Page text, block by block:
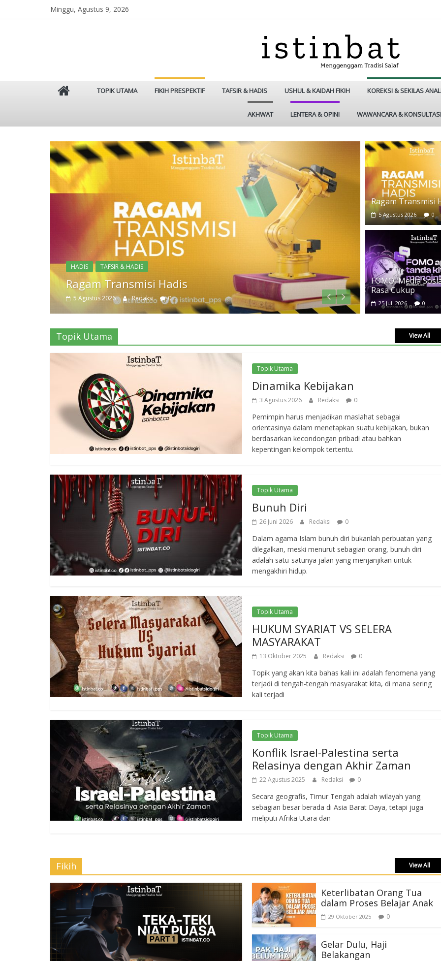
Minggu, Agustus 9, 2026
Istinbat
Salaf
TOPIK UTAMA FIKIH PRESPEKTIF TAFSIR & HADIS USHUL & KAIDAH FIKIH KOREKSI & SEKILAS
AKHWAT LENTERA & OPINI WAWANCARA & KONSULTASI
Topik Utama
Dinamika Kebijakan
3 Agustus 2026 Redaksi 0
TASAWUF
FOMO,
25 Juli 2026
Ragam Transmisi
5 Agustus 2026 0
FOMO, Media
Rasa Cukup
25 Juli 2026 0
Topik Utama View All
Topik Utama
Dinamika Kebijakan
3 Agustus 2026 Redaksi 0
Pemimpin harus menjadikan maslahat sebagai
orientasinya dalam menetapkan suatu kebijakan, bukan
berdasarkan kecondongan pribadi atau bahkan
kepentingan kelompok tertentu.
Topik Utama
Bunuh Diri
26 Juni 2026 Redaksi 0
Dalam agama Islam bunuh diri bukanlah perbuatan yang
dilegalkan, meski menurut sebagian orang, bunuh diri
adalah satu-satunya jalan yang menjanjikan untuk
mengakhiri hidup.
Topik Utama
HUKUM SYARIAT VS SELERA
MASYARAKAT
13 Oktober 2025 Redaksi 0
Topik yang akan kita bahas kali ini adalah fenomena yang
terjadi di tengah-tengah masyarakat kita, di mana sering
kali terjadi
Topik Utama
Konflik Israel-Palestina serta
Relasinya dengan Akhir Zaman
22 Agustus 2025 Redaksi 0
Secara geografis, Timur Tengah adalah wilayah yang
sebagian besar berada di Asia Barat Daya, tetapi juga
meliputi Afrika Utara dan
Fikih View All
Keterlibatan Orang Tua
dalam Proses Belajar Anak
29 Oktober 2025 0
Gelar Dulu, Haji
Belakangan